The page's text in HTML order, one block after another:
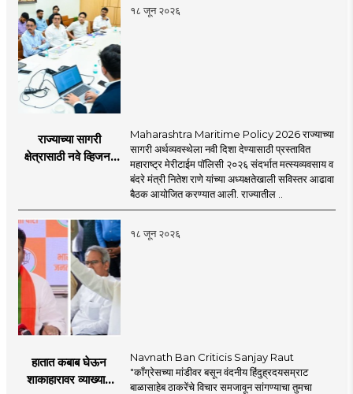
१८ जून २०२६
राज्याच्या सागरी
क्षेत्रासाठी नवे व्हिजन;
प्रस्ताव
Maharashtra Maritime Policy 2026 राज्याच्या
सागरी अर्थव्यवस्थेला नवी दिशा देण्यासाठी प्रस्तावित
महाराष्ट्र मेरीटाईम पॉलिसी २०२६ संदर्भात मत्स्यव्यवसाय व
बंदरे मंत्री नितेश राणे यांच्या अध्यक्षतेखाली सविस्तर आढावा
बैठक आयोजित करण्यात आली. राज्यातील ..
१८ जून २०२६
हातात कबाब घेऊन
शाकाहारावर व्याख्यान
Navnath Ban Criticis Sanjay Raut
"काँग्रेसच्या मांडीवर बसून वंदनीय हिंदुह्रदयसम्राट
बाळासाहेब ठाकरेंचे विचार समजावून सांगण्याचा तुमचा